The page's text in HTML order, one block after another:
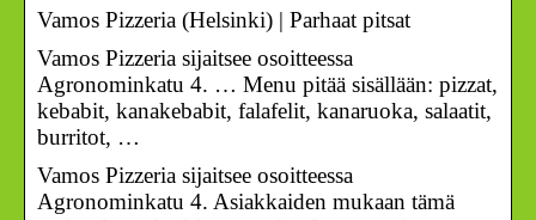
Vamos Pizzeria (Helsinki) | Parhaat pitsat
Vamos Pizzeria sijaitsee osoitteessa
Agronominkatu 4. … Menu pitää sisällään: pizzat,
kebabit, kanakebabit, falafelit, kanaruoka, salaatit,
burritot, …
Vamos Pizzeria sijaitsee osoitteessa
Agronominkatu 4. Asiakkaiden mukaan tämä